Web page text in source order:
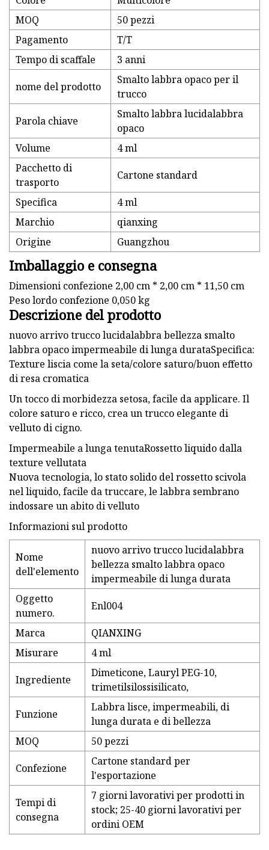
MOQ
50 pezzi
Pagamento
T/T
Tempo di scaffale
3 anni
nome del prodotto
Smalto labbra opaco per il
trucco
Parola chiave
Smalto labbra lucidalabbra
opaco
Volume
4 ml
Pacchetto di
trasporto
Cartone standard
Specifica
4 ml
Marchio
qianxing
Origine
Guangzhou
Imballaggio e consegna
Dimensioni confezione 2,00 cm * 2,00 cm * 11,50 cm
Peso lordo confezione 0,050 kg
Descrizione del prodotto
nuovo arrivo trucco lucidalabbra bellezza smalto
labbra opaco impermeabile di lunga durataSpecifica:
Texture liscia come la seta/colore saturo/buon effetto
di resa cromatica
Un tocco di morbidezza setosa, facile da applicare. Il
colore saturo e ricco, crea un trucco elegante di
velluto di cigno.
Impermeabile a lunga tenutaRossetto liquido dalla
texture vellutata
Nuova tecnologia, lo stato solido del rossetto scivola
nel liquido, facile da truccare, le labbra sembrano
indossare un abito di velluto
Informazioni sul prodotto
Nome
dell'elemento
nuovo arrivo trucco lucidalabbra
bellezza smalto labbra opaco
impermeabile di lunga durata
Oggetto
numero.
Enl004
Marca
QIANXING
Misurare
4 ml
Ingrediente
Dimeticone, Lauryl PEG-10,
trimetilsilossisilicato,
Funzione
Labbra lisce, impermeabili, di
lunga durata e di bellezza
MOQ
50 pezzi
Confezione
Cartone standard per
l'esportazione
Tempi di
consegna
7 giorni lavorativi per prodotti in
stock; 25-40 giorni lavorativi per
ordini OEM